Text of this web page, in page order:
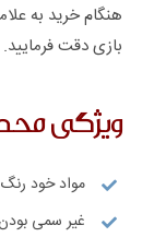
هنگام خرید به
بازی دقت فرمایید.
ویژگی
مواد خود رنگ
غیر سمی